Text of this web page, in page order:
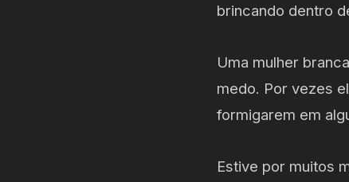
brincando dentro
Uma mulher
medo. Por vezes
formigarem em
Estive por muitos